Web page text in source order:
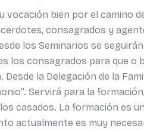
vocación bien por el camino
consagrados y
los Seminarios se
los consagrados para que o
la Delegación de la
Servirá para la
casados. La formación es
actualmente es muy